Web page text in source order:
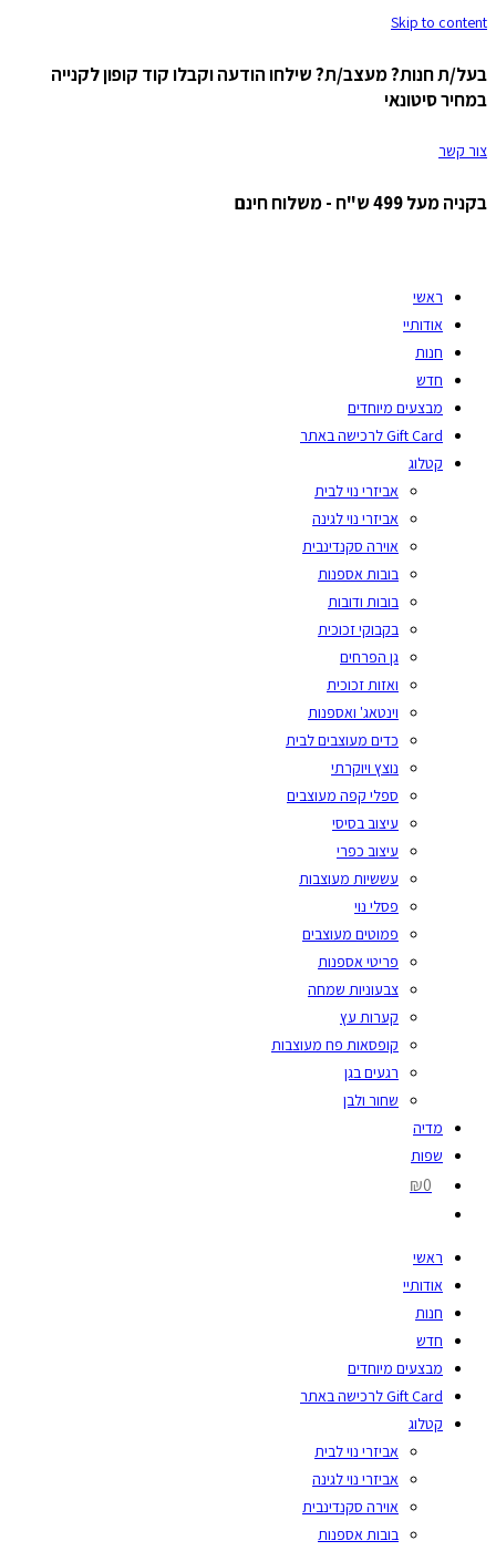
Skip to content
בעל/ת חנות? מעצב/ת? שילחו הודעה וקבלו קוד קופון לקנייה
במחיר סיטונאי
צור קשר
בקניה מעל 499 ש"ח - משלוח חינם
ראשי
אודותיי
חנות
חדש
מבצעים מיוחדים
Gift Card לרכישה באתר
קטלוג
אביזרי נוי לבית
אביזרי נוי לגינה
אוירה סקנדינבית
בובות אספנות
בובות ודובות
בקבוקי זכוכית
גן הפרחים
ואזות זכוכית
וינטאג' ואספנות
כדים מעוצבים לבית
נוצץ ויוקרתי
ספלי קפה מעוצבים
עיצוב בסיסי
עיצוב כפרי
עששיות מעוצבות
פסלי נוי
פמוטים מעוצבים
פריטי אספנות
צבעוניות שמחה
קערות עץ
קופסאות פח מעוצבות
רגעים בגן
שחור ולבן
מדיה
שפות
₪0
ראשי
אודותיי
חנות
חדש
מבצעים מיוחדים
Gift Card לרכישה באתר
קטלוג
אביזרי נוי לבית
אביזרי נוי לגינה
אוירה סקנדינבית
בובות אספנות